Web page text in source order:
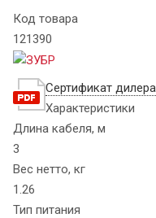
Код товара
121390
Сертификат дилера
Характеристики
Длина кабеля, м
3
Вес нетто, кг
1.26
Тип питания